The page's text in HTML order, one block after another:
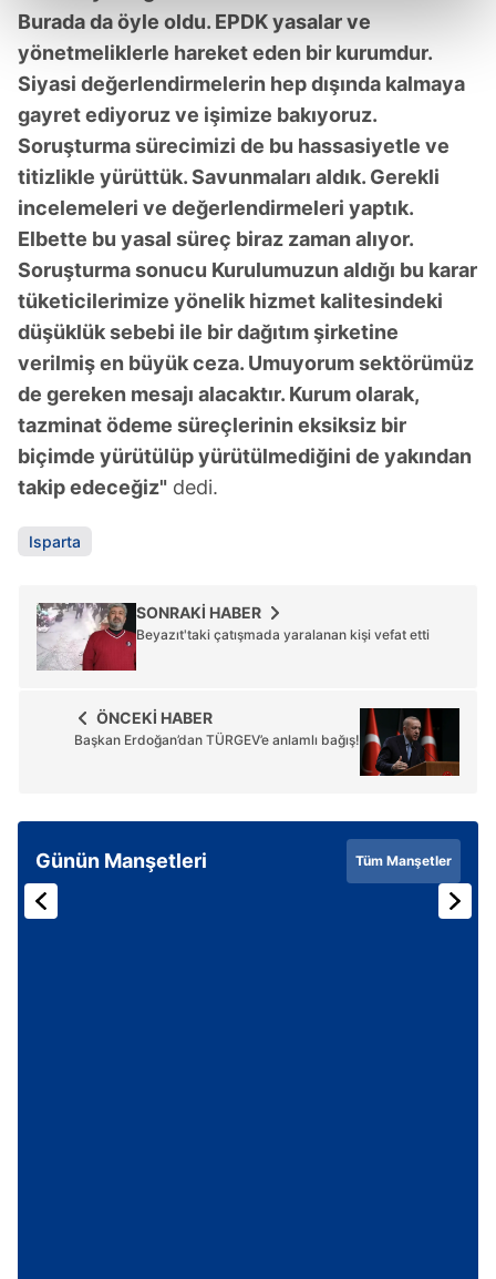
kalemimiz olduğunu sizlere hatırlatmak isteriz.
Her halükârda, kullanıcılar, bu çerezlere izin vermedikleri
takdirde, kullanıcılara hedefli reklamlar
gösterilmeyecektir."
Sizlere daha iyi bir hizmet sunabilmek için İnternet
Sitemizde kendimize ve üçüncü kişilere ait çerezler
kullanılmaktadır. Bu çerezler vasıtasıyla çeşitli kişisel
verileriniz işlenmekte olup gerekli olan çerezler bilgi
toplumu hizmetlerinin sunulması amacıyla
kullanılmaktadır. Diğer çerezler, sitemizin daha işlevsel
kılınması ve kişiselleştirilmesi ve sizlere yönelik
reklam/pazarlama faaliyetlerinin yapılması, amaçlarıyla
sınırlı olarak açık rızanız dahilinde kullanılacaktır.
Çerezlere ilişkin tercihlerinizi aşağıda yer alan panel
vasıtasıyla belirleyebilirsiniz. Çerezlere ilişkin detaylı bilgi
için Ayarlar butonuna tıklayabilir,
hazırlanmış Aydınlatma Metnimizi okumak ve sitemizde
ilgili mevzuata uygun olarak kullanılan çerezlerle ilgili bilgi
almak için lütfen
Burada da öyle oldu. EPDK yasalar ve
yönetmeliklerle hareket eden bir kurumdur.
Siyasi değerlendirmelerin hep dışında kalmaya
gayret ediyoruz ve işimize bakıyoruz.
Soruşturma sürecimizi de bu hassasiyetle ve
titizlikle yürüttük. Savunmaları aldık. Gerekli
incelemeleri ve değerlendirmeleri yaptık.
Elbette bu yasal süreç biraz zaman alıyor.
Soruşturma sonucu Kurulumuzun aldığı bu karar
tüketicilerimize yönelik hizmet kalitesindeki
düşüklük sebebi ile bir dağıtım şirketine
verilmiş en büyük ceza. Umuyorum sektörümüz
de gereken mesajı alacaktır. Kurum olarak,
tazminat ödeme süreçlerinin eksiksiz bir
biçimde yürütülüp yürütülmediğini de yakından
takip edeceğiz" dedi.
Isparta
SONRAKİ HABER
Beyazıt'taki çatışmada yaralanan kişi vefat etti
ÖNCEKİ HABER
Başkan Erdoğan’dan TÜRGEV’e anlamlı bağış!
Günün Manşetleri Tüm Manşetler